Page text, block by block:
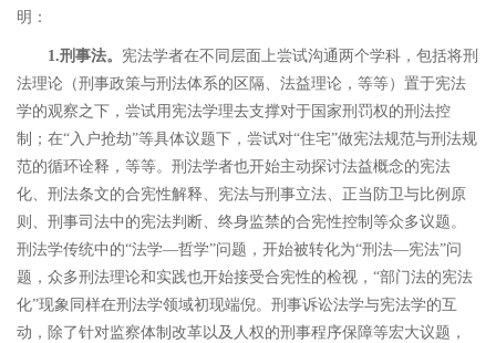
明：
1.刑事法。 宪法学者在不同层面上尝试沟通两个学科，包括将刑
法理论（刑事政策与刑法体系的区隔、法益理论，等等）置于宪法
学的观察之下，尝试用宪法学理去支撑对于国家刑罚权的刑法控
制；在“入户抢劫”等具体议题下，尝试对“住宅”做宪法规范与刑法规
范的循环诠释，等等。 刑法学者也开始主动探讨法益概念的宪法
化、刑法条文的合宪性解释、宪法与刑事立法、正当防卫与比例原
则、刑事司法中的宪法判断、终身监禁的合宪性控制等众多议题。
刑法学传统中的“法学―哲学”问题，开始被转化为“刑法―宪法”问
题，众多刑法理论和实践也开始接受合宪性的检视， “部门法的宪法
化”现象同样在刑法学领域初现端倪。刑事诉讼法学与宪法学的互
动，除了针对监察体制改革以及人权的刑事程序保障等宏大议题，